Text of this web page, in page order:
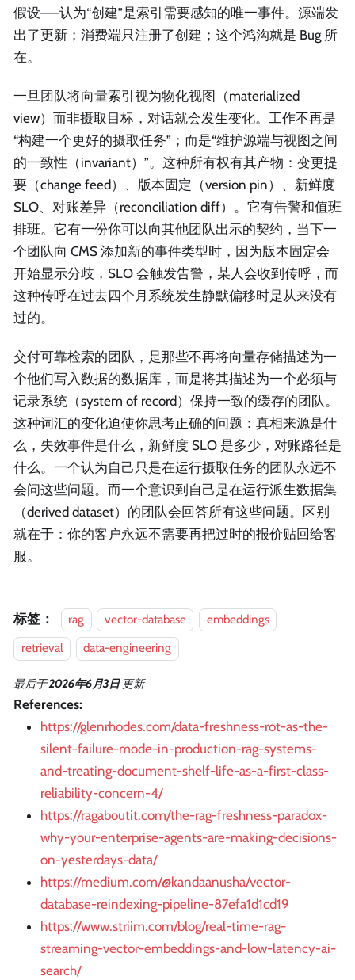
假设——认为“创建”是索引需要感知的唯一事件。源端发
出了更新；消费端只注册了创建；这个鸿沟就是 Bug 所
在。
一旦团队将向量索引视为物化视图（materialized
view）而非摄取目标，对话就会发生变化。工作不再是
“构建一个更好的摄取任务”；而是“维护源端与视图之间
的一致性（invariant）”。这种所有权有其产物：变更提
要（change feed）、版本固定（version pin）、新鲜度
SLO、对账差异（reconciliation diff）。它有告警和值班
排班。它有一份你可以向其他团队出示的契约，当下一
个团队向 CMS 添加新的事件类型时，因为版本固定会
开始显示分歧，SLO 会触发告警，某人会收到传呼，而
这种传呼在过去四个月系统发生静默偏移时是从来没有
过的。
交付可靠检索的团队，是那些不再将向量存储描述为一
个他们写入数据的数据库，而是将其描述为一个必须与
记录系统（system of record）保持一致的缓存的团队。
这种词汇的变化迫使你思考正确的问题：真相来源是什
么，失效事件是什么，新鲜度 SLO 是多少，对账路径是
什么。一个认为自己只是在运行摄取任务的团队永远不
会问这些问题。而一个意识到自己是在运行派生数据集
（derived dataset）的团队会回答所有这些问题。区别
就在于：你的客户永远不需要再把过时的报价贴回给客
服。
标签： rag vector-database
embeddings
retrieval
data-engineering
最后于2026年6月3日 更新
References:
https://glenrhodes.com/data-freshness-rot-as-the-
silent-failure-mode-in-production-rag-systems-
and-treating-document-shelf-life-as-a-first-class-
reliability-concern-4/
https://ragaboutit.com/the-rag-freshness-paradox-
why-your-enterprise-agents-are-making-decisions-
on-yesterdays-data/
https://medium.com/@kandaanusha/vector-
database-reindexing-pipeline-87efa1d1cd19
https://www.striim.com/blog/real-time-rag-
streaming-vector-embeddings-and-low-latency-ai-
search/